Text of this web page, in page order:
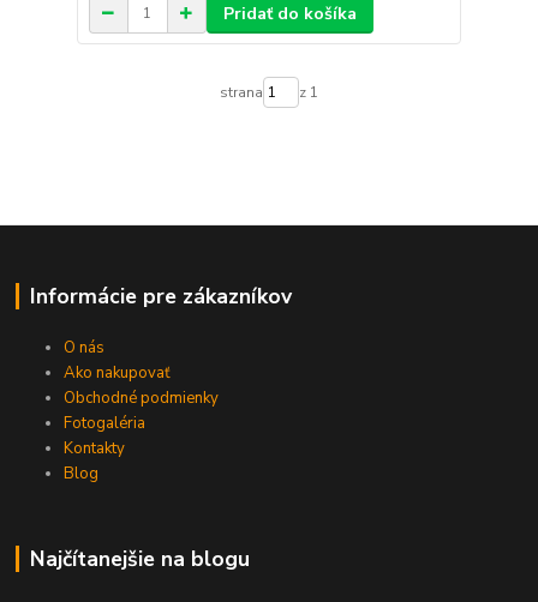
Pridať do košíka
strana z 1
Informácie pre zákazníkov
O nás
Ako nakupovať
Obchodné podmienky
Fotogaléria
Kontakty
Blog
Najčítanejšie na blogu